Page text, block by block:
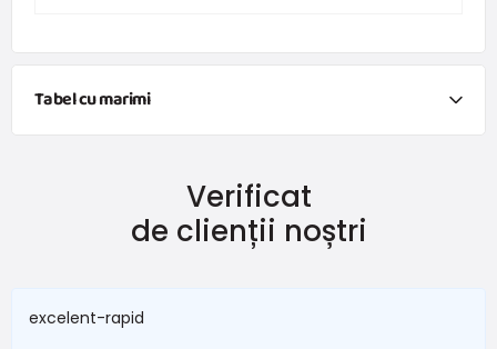
Tabel cu marimi
Vârsta
0-1 lună do 50
Verificat
de clienții noștri
excelent-rapid